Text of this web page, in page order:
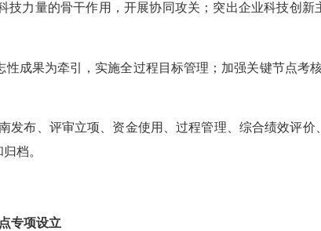
量的骨干作用，开展协同攻关；突出企业科技创新
果为牵引，实施全过程目标管理；加强关键节点考
布、评审立项、资金使用、过程管理、综合绩效评价
档。
专项设立